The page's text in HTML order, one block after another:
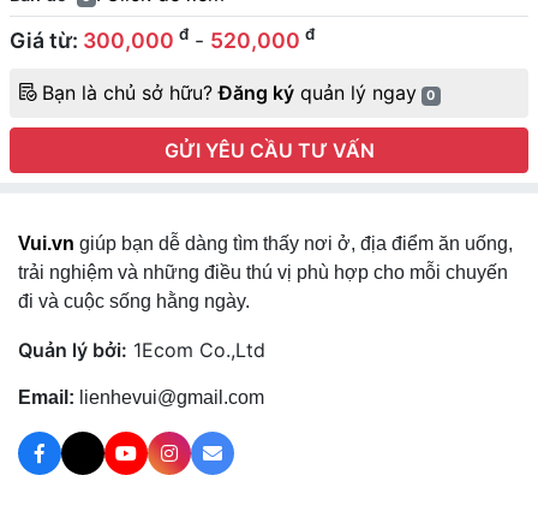
Giá từ: 300,000 đ - 520,000 đ
Bạn là chủ sở hữu?Đăng ký quản lý ngay 0
GỬI YÊU CẦU TƯ VẤN
Vui.vn giúp bạn dễ dàng tìm thấy nơi ở, địa điểm ăn uống,
trải nghiệm và những điều thú vị phù hợp cho mỗi chuyến
đi và cuộc sống hằng ngày.
Quản lý bởi: 1Ecom Co.,Ltd
Email: lienhevui@gmail.com